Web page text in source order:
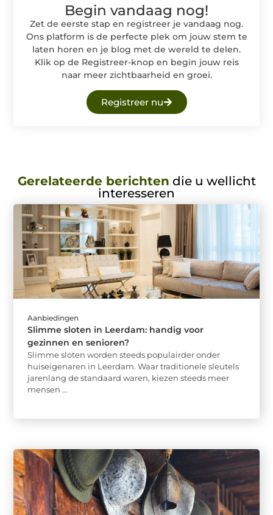
Begin vandaag nog!
Zet de eerste stap en registreer je vandaag nog.
Ons platform is de perfecte plek om jouw stem te
laten horen en je blog met de wereld te delen.
Klik op de Registreer-knop en begin jouw reis
naar meer zichtbaarheid en groei.
Registreer nu
Gerelateerde berichten die u wellicht
interesseren
Aanbiedingen
Slimme sloten in Leerdam: handig voor
gezinnen en senioren?
Slimme sloten worden steeds populairder onder
huiseigenaren in Leerdam. Waar traditionele sleutels
jarenlang de standaard waren, kiezen steeds meer
mensen ...